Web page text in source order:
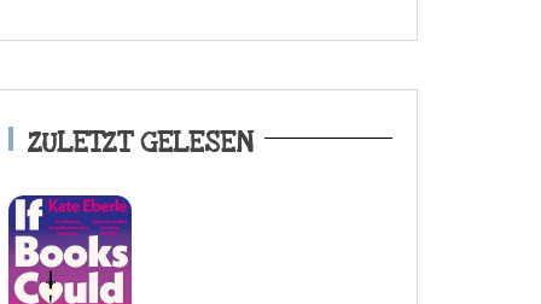
ZULETZT GELESEN